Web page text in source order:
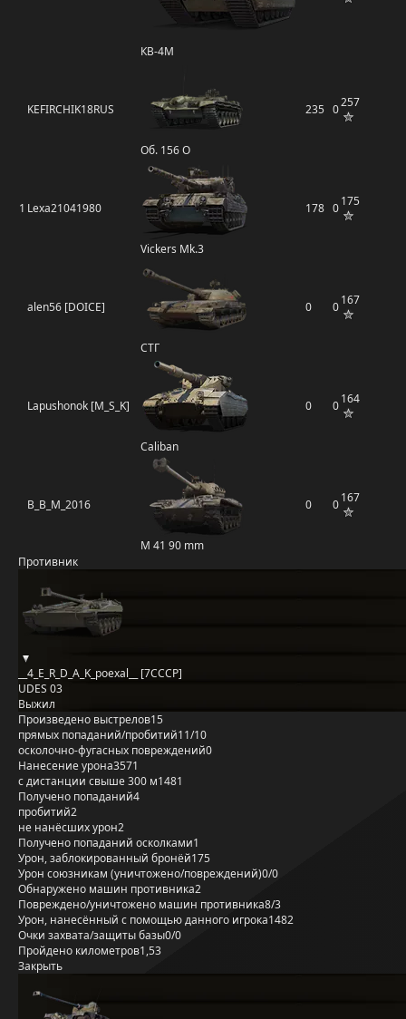
КВ-4М
KEFIRCHIK18RUS
Об. 156 О
235 0257
1 Lexa21041980
Vickers Mk.3
178 0175
alen56 [DOICE]
СТГ
0 0167
Lapushonok [M_S_K]
Caliban
0 0164
B_B_M_2016
M 41 90 mm
0 0167
Противник
__4_E_R_D_A_K_poexal__ [7CCCP]
UDES 03
Выжил
Произведено выстрелов15
прямых попаданий/пробитий11/10
осколочно-фугасных повреждений0
Нанесение урона3571
с дистанции свыше 300 м1481
Получено попаданий4
пробитий2
не нанёсших урон2
Получено попаданий осколками1
Урон, заблокированный бронёй175
Урон союзникам (уничтожено/повреждений)0/0
Обнаружено машин противника2
Повреждено/уничтожено машин противника8/3
Урон, нанесённый с помощью данного игрока1482
Очки захвата/защиты базы0/0
Пройдено километров1,53
Закрыть